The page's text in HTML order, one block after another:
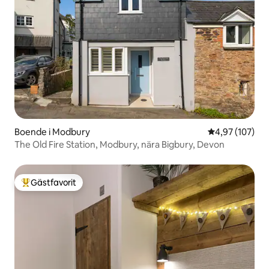
Boende i Modbury 4,97 av 5 i
4,97 (107)
The Old Fire Station, Modbury, nära Bigbury, Devon
Populär gästfavorit
Gästfavorit